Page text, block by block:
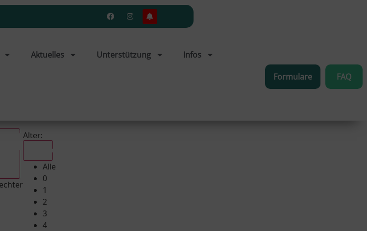
Aktuelles Unterstützung Infos
Formulare FAQ
Alter:
Alle
0
1
2
3
4